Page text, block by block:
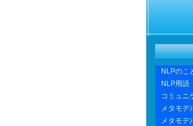
NLPのこ
NLP用語
コミュニ
メタモデ
メタモデ